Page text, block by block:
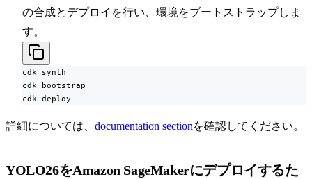
の合成とデプロイを行い、環境をブートストラップしま
す。
cdk synth
cdk bootstrap
cdk deploy
詳細については、 documentation sectionを確認してください。
YOLO26をAmazon SageMakerにデプロイするた